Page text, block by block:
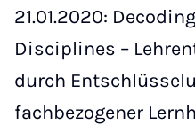
21.01.2020:
Disciplines –
durch
fachbezogener